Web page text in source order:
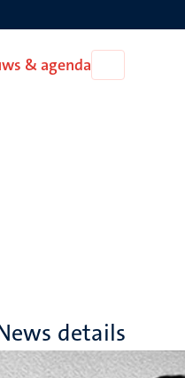
& agenda
Nieuws
details